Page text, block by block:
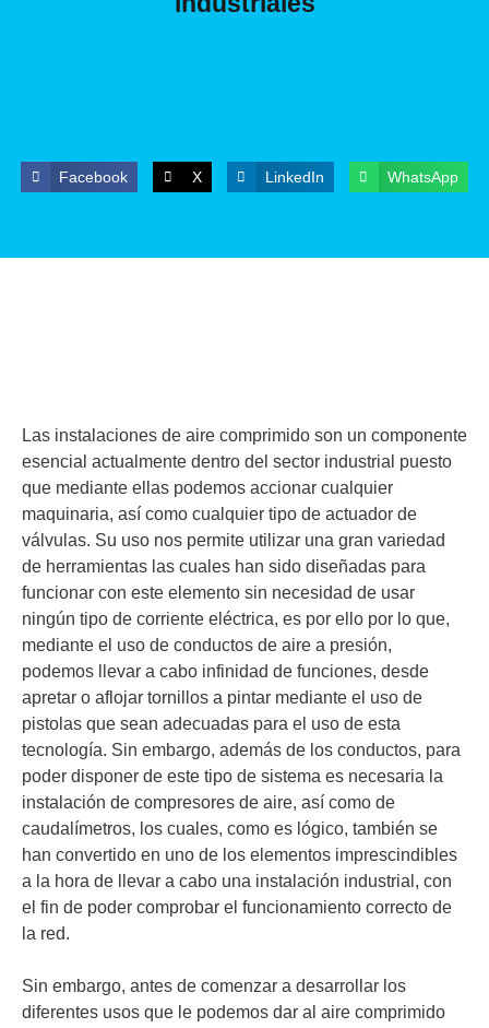
Facebook X LinkedIn WhatsApp
Las instalaciones de aire comprimido son un componente
esencial actualmente dentro del sector industrial puesto
que mediante ellas podemos accionar cualquier
maquinaria, así como cualquier tipo de actuador de
válvulas. Su uso nos permite utilizar una gran variedad
de herramientas las cuales han sido diseñadas para
funcionar con este elemento sin necesidad de usar
ningún tipo de corriente eléctrica, es por ello por lo que,
mediante el uso de conductos de aire a presión,
podemos llevar a cabo infinidad de funciones, desde
apretar o aflojar tornillos a pintar mediante el uso de
pistolas que sean adecuadas para el uso de esta
tecnología. Sin embargo, además de los conductos, para
poder disponer de este tipo de sistema es necesaria la
instalación de compresores de aire, así como de
caudalímetros, los cuales, como es lógico, también se
han convertido en uno de los elementos imprescindibles
a la hora de llevar a cabo una instalación industrial, con
el fin de poder comprobar el funcionamiento correcto de
la red.
Sin embargo, antes de comenzar a desarrollar los
diferentes usos que le podemos dar al aire comprimido